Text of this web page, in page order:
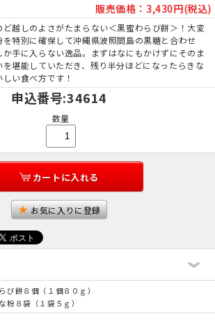
販売価格： 3,430円(税込)
越しのよさがたまらない＜黒蜜わらび餅＞！大変
特別に確保して沖縄県波照間島の黒糖と合わせ
手に入らない逸品。まずはなにもかけずにそのま
堪能していただき、残り半分ほどになったらきな
い食べ方です！
申込番号:34614
数量
カートに入れる
お気に入りに登録
び餅８個（１個８０ｇ）
粉８袋（１袋５ｇ）